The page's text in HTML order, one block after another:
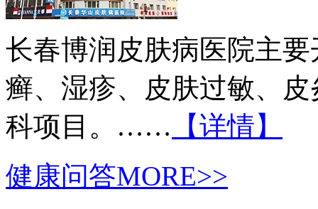
长春博润皮肤病医院主
癣、湿疹、皮肤过敏、
科项目。…… 【详情】
健康问答MORE>>